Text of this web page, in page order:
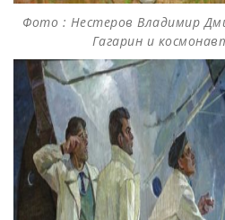
Фото : Нестеров Владимир
Гагарин и